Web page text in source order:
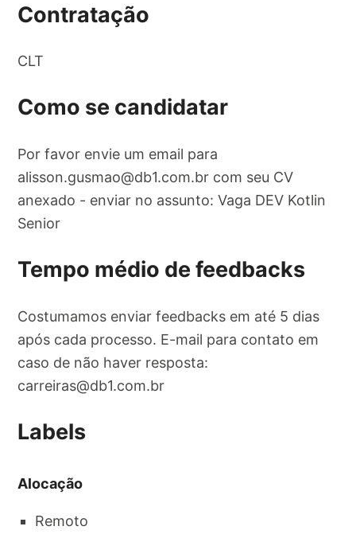
Contratação
CLT
Como se candidatar
Por favor envie um email para
alisson.gusmao@db1.com.br com seu CV
anexado - enviar no assunto: Vaga DEV Kotlin
Senior
Tempo médio de feedbacks
Costumamos enviar feedbacks em até 5 dias
após cada processo. E-mail para contato em
caso de não haver resposta:
carreiras@db1.com.br
Labels
Alocação
Remoto